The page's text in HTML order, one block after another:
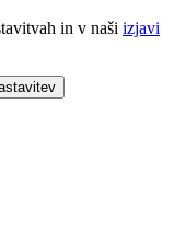
in v naši izjavi